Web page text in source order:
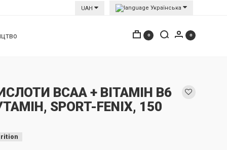
Українська
UAH
0 0
ВСАА + ВІТАМІН В6
SPORT-FENIX, 150